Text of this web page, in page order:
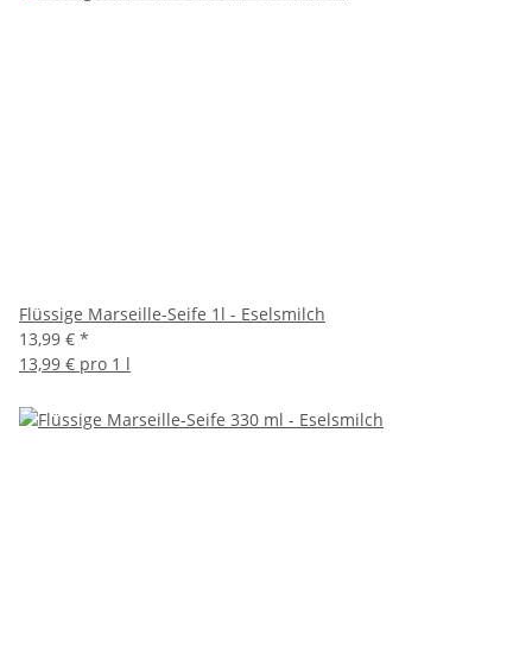
Flüssige Marseille-Seife 1l - Eselsmilch
13,99 € *
13,99 € pro 1 l